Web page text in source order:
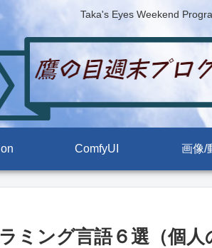
Taka's Eyes Weekend
ComfyUI 画像/
ミング言語６選（個人